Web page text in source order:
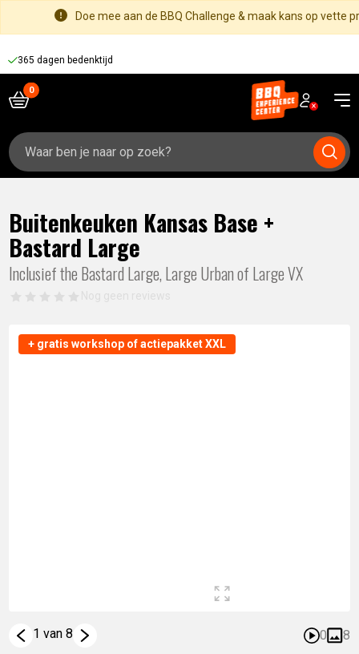
Doe mee aan de BBQ Challenge & maak kans op vette
365 dagen bedenktijd
Zoeken
naar:
Buitenkeuken Kansas Base +
Bastard Large
Inclusief the Bastard Large, Large Urban of Large VX
1 van 8 0 8
+ gratis workshop of actiepakket XXL